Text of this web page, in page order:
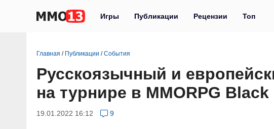
Игры Публикации Рецензии Топ
Главная / Публикации /События
Русскоязычный и
на турнире в MMORPG
19.01.2022 16:12 9